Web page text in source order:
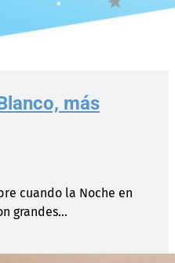
más
cuando la Noche en
grandes...